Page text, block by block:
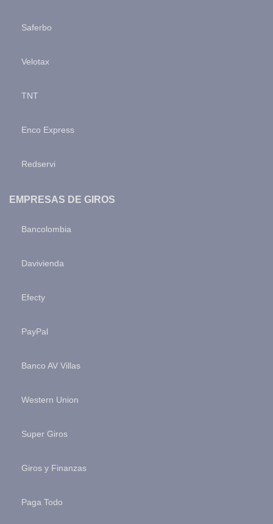
Saferbo
Velotax
TNT
Enco Express
Redservi
EMPRESAS DE GIROS
Bancolombia
Davivienda
Efecty
PayPal
Banco AV Villas
Western Union
Super Giros
Giros y Finanzas
Paga Todo